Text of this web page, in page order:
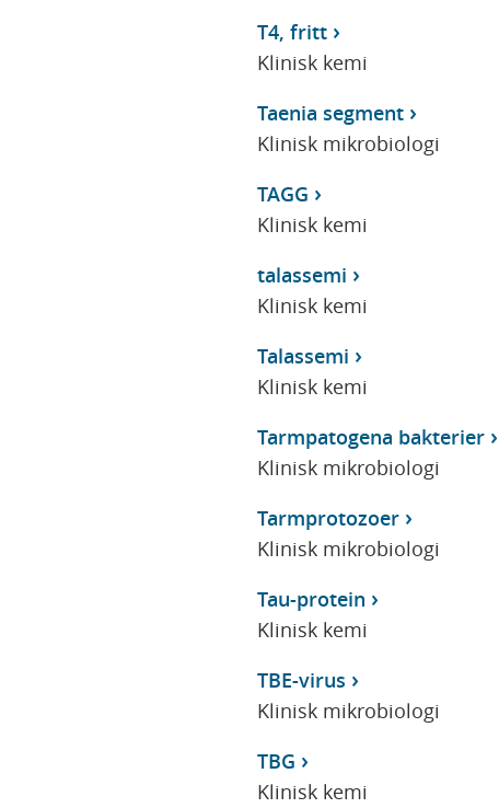
T4, fritt
Klinisk kemi
Taenia segment
Klinisk mikrobiologi
TAGG
Klinisk kemi
talassemi
Klinisk kemi
Talassemi
Klinisk kemi
Tarmpatogena bakterier
Klinisk mikrobiologi
Tarmprotozoer
Klinisk mikrobiologi
Tau-protein
Klinisk kemi
TBE-virus
Klinisk mikrobiologi
TBG
Klinisk kemi